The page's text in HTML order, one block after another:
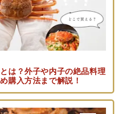
は？外子や内子の絶品料理
購入方法まで解説！